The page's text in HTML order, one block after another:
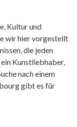
Kultur und
wir hier vorgestellt
die jeden
Kunstliebhaber,
nach einem
gibt es für